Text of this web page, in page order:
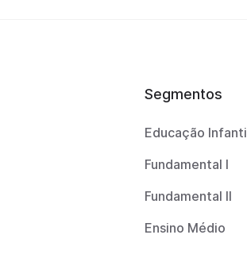
Segmentos
Educação Infantil
Fundamental I
Fundamental II
Ensino Médio